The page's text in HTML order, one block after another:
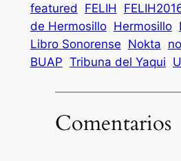
featured
FELIH
de Hermosillo Hermosillo
Libro Sonorense Nokta
BUAP Tribuna del Yaqui
Comentarios